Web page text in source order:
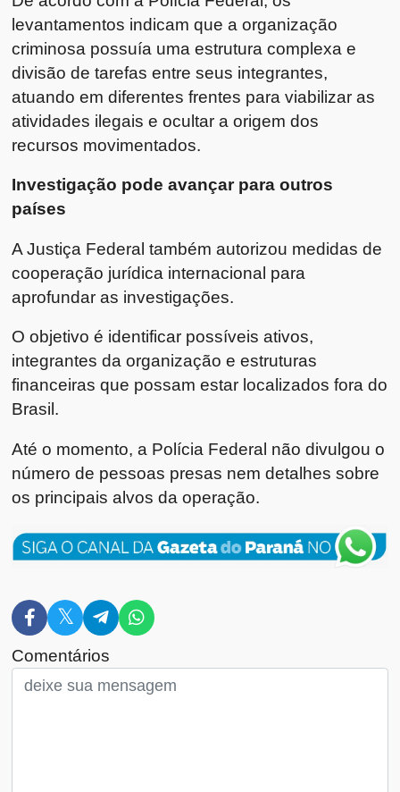
levantamentos indicam que a organização
criminosa possuía uma estrutura complexa e
divisão de tarefas entre seus integrantes,
atuando em diferentes frentes para viabilizar as
atividades ilegais e ocultar a origem dos
recursos movimentados.
Investigação pode avançar para outros
países
A Justiça Federal também autorizou medidas de
cooperação jurídica internacional para
aprofundar as investigações.
O objetivo é identificar possíveis ativos,
integrantes da organização e estruturas
financeiras que possam estar localizados fora do
Brasil.
Até o momento, a Polícia Federal não divulgou o
número de pessoas presas nem detalhes sobre
os principais alvos da operação.
Comentários